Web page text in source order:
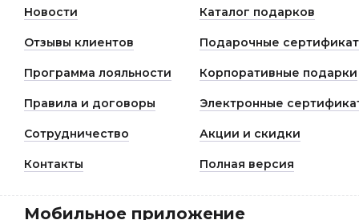
Новости Каталог подарков
Отзывы клиентов Подарочные
Программа лояльности Корпоративные подарки
Правила и договоры Электронные
Сотрудничество Акции и скидки
Контакты Полная версия
Мобильное приложение